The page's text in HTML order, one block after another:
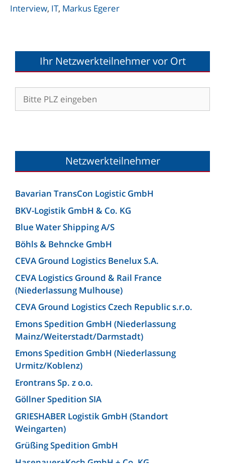
Interview, IT, Markus Egerer
Ihr Netzwerkteilnehmer vor Ort
Netzwerkteilnehmer
Bavarian TransCon Logistic GmbH
BKV-Logistik GmbH & Co. KG
Blue Water Shipping A/S
Böhls & Behncke GmbH
CEVA Ground Logistics Benelux S.A.
CEVA Logistics Ground & Rail France
(Niederlassung Mulhouse)
CEVA Ground Logistics Czech Republic s.r.o.
Emons Spedition GmbH (Niederlassung
Mainz/Weiterstadt/Darmstadt)
Emons Spedition GmbH (Niederlassung
Urmitz/Koblenz)
Erontrans Sp. z o.o.
Göllner Spedition SIA
GRIESHABER Logistik GmbH (Standort
Weingarten)
Grüßing Spedition GmbH
Hasenauer+Koch GmbH + Co. KG